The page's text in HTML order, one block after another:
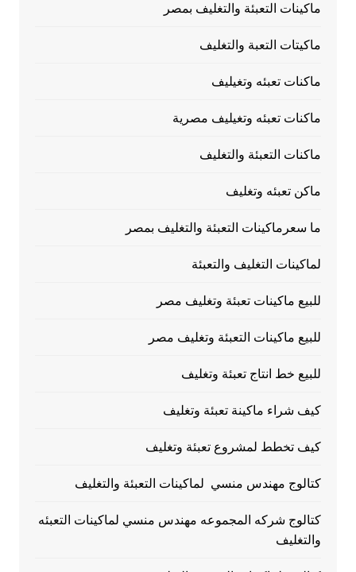
ماكينات التعبئة والتغليف بمصر
ماكيتات التعبة والتغليف
ماكنات تعبئه وتغيليف
ماكنات تعبئه وتغيليف مصرية
ماكنات التعبئة والتغليف
ماكن تعبئه وتغليف
ما سعرماكينات التعبئة والتغليف بمصر
لماكينات التغليف والتعبئة
للبيع ماكينات تعبئة وتغليف مصر
للبيع ماكينات التعبئة وتغليف مصر
للبيع خط انتاج تعبئة وتغليف
كيف شراء ماكينة تعبئة وتغليف
كيف تخطط لمشروع تعبئة وتغليف
كتالوج مهندس منسي لماكينات التعبئة والتغليف
كتالوج شركه المجموعه مهندس منسي لماكينات التعبئه
والتغليف